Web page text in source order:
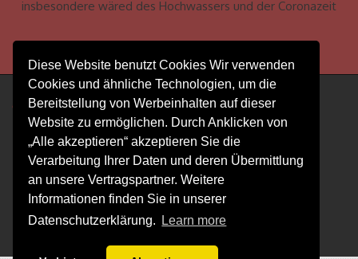
Diese Website benutzt Cookies Wir verwenden
Cookies und ähnliche Technologien, um die
Bereitstellung von Werbeinhalten auf dieser
Website zu ermöglichen. Durch Anklicken von
„Alle akzeptieren“ akzeptieren Sie die
Verarbeitung Ihrer Daten und deren Übermittlung
an unsere Vertragspartner. Weitere
Informationen finden Sie in unserer
Datenschutzerklärung.
Learn more
insbesondere wäred des Hochwassers und der Coronazeit
© 2004 - 2024 Spedition Timm GmbH
» Königsbenden 7-9
» 52249 Eschweiler
» Büro: +49/2403/38632
» Fax : +49/2403/37724
info@spedition-timm.de